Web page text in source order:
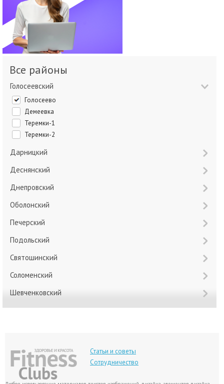
Все районы
Голосеевский
Голосеево
Демеевка
Теремки-1
Теремки-2
Дарницкий
Деснянский
Днепровский
Оболонский
Печерский
Подольский
Святошинский
Соломенский
Шевченковский
Статьи и советы
Сотрудничество